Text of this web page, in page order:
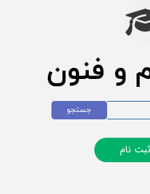
و فنون
نام
جستجو